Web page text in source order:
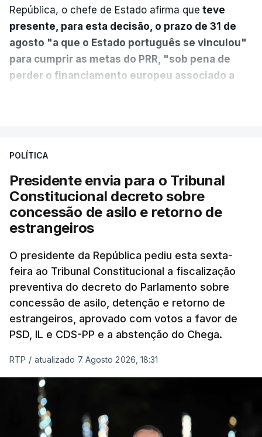
República, o chefe de Estado afirma que teve
presente, para esta decisão, o prazo de 31 de
agosto "a que o Estado português se vinculou"
para cumprir as metas do PRR, "sob pena de
perder o financiamento europeu associado a
sistema mais simples, mais justo e transparente".
"Sempre que seja possível reduzir burocracias,
eliminar sobreposições e garantir que os apoios
chegam a quem mais necessita, estaremos a dar
um passo na direção certa", argumenta o
Presidente da República.
Assegurar que "ninguém é
prejudicado"
O Preisdente deixa, no entanto, deixa alguns
avisos:uma reforma desta dimensão "deve ter
como primeiro critério a proteção das pessoas"
e "nenhum processo de simplificação pode
traduzir-se numa diminuição da proteção
POLÍTICA
Presidente envia para o Tribunal
Constitucional decreto sobre
concessão de asilo e retorno de
estrangeiros
O presidente da República pediu esta sexta-
feira ao Tribunal Constitucional a fiscalização
preventiva do decreto do Parlamento sobre
concessão de asilo, detenção e retorno de
estrangeiros, aprovado com votos a favor de
PSD, IL e CDS-PP e a abstenção do Chega.
RTP / atualizado 7 Agosto 2026, 18:31